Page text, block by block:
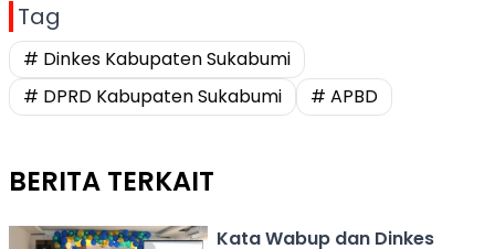
Tag
# Dinkes Kabupaten Sukabumi
# DPRD Kabupaten Sukabumi
# APBD
BERITA TERKAIT
Kata Wabup dan Dinkes